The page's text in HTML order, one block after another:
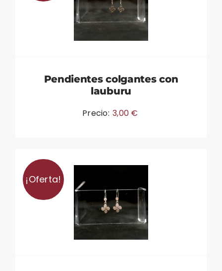
Pendientes colgantes con
lauburu
Precio: 3,00 €
¡Oferta!